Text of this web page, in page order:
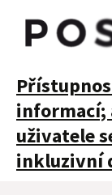
informací;
uživatele
inkluzivní